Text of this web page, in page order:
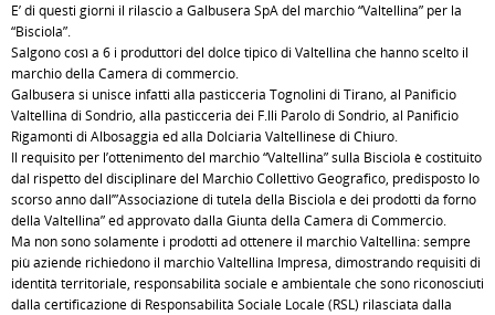
E’ di questi giorni il rilascio a Galbusera SpA del marchio “Valtellina” per la
“Bisciola”.
Salgono così a 6 i produttori del dolce tipico di Valtellina che hanno scelto il
marchio della Camera di commercio.
Galbusera si unisce infatti alla pasticceria Tognolini di Tirano, al Panificio
Valtellina di Sondrio, alla pasticceria dei F.lli Parolo di Sondrio, al Panificio
Rigamonti di Albosaggia ed alla Dolciaria Valtellinese di Chiuro.
Il requisito per l’ottenimento del marchio “Valtellina” sulla Bisciola è costituito
dal rispetto del disciplinare del Marchio Collettivo Geografico, predisposto lo
scorso anno dall’”Associazione di tutela della Bisciola e dei prodotti da forno
della Valtellina” ed approvato dalla Giunta della Camera di Commercio.
Ma non sono solamente i prodotti ad ottenere il marchio Valtellina: sempre
più aziende richiedono il marchio Valtellina Impresa, dimostrando requisiti di
identità territoriale, responsabilità sociale e ambientale che sono riconosciuti
dalla certificazione di Responsabilità Sociale Locale (RSL) rilasciata dalla